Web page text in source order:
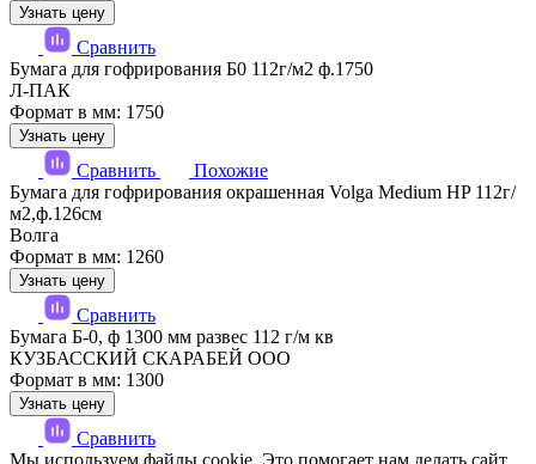
Узнать цену
Сравнить
Бумага для гофрирования Б0 112г/м2 ф.1750
Л-ПАК
Формат в мм: 1750
Узнать цену
Сравнить
Похожие
Бумага для гофрирования окрашенная Volga Medium HP 112г/
м2,ф.126см
Волга
Формат в мм: 1260
Узнать цену
Сравнить
Бумага Б-0, ф 1300 мм развес 112 г/м кв
КУЗБАССКИЙ СКАРАБЕЙ ООО
Формат в мм: 1300
Узнать цену
Сравнить
Мы используем файлы cookie. Это помогает нам делать сайт